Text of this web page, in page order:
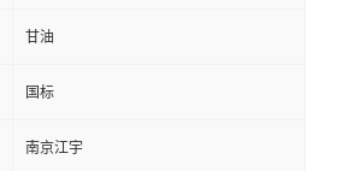
甘油
国标
南京江宇